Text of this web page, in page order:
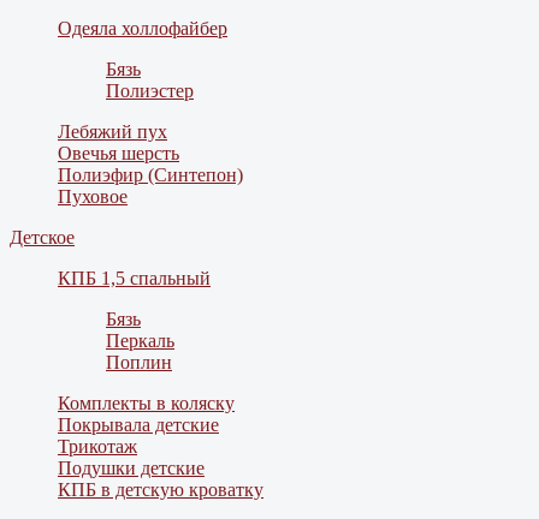
Одеяла холлофайбер
Бязь
Полиэстер
Лебяжий пух
Овечья шерсть
Полиэфир (Синтепон)
Пуховое
Детское
КПБ 1,5 спальный
Бязь
Перкаль
Поплин
Комплекты в коляску
Покрывала детские
Трикотаж
Подушки детские
КПБ в детскую кроватку